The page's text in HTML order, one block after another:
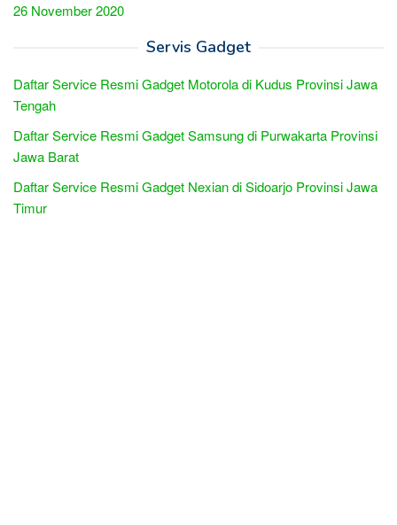
26 November 2020
Servis Gadget
Daftar Service Resmi Gadget Motorola di Kudus Provinsi Jawa
Tengah
Daftar Service Resmi Gadget Samsung di Purwakarta Provinsi
Jawa Barat
Daftar Service Resmi Gadget Nexian di Sidoarjo Provinsi Jawa
Timur